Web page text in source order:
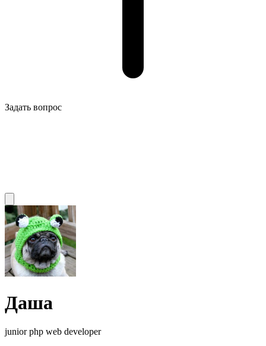
Задать вопрос
Даша
junior php web developer